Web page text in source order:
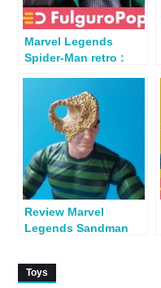
Marvel Legends
Spider-Man retro :
Review Marvel
Legends Sandman
Toys